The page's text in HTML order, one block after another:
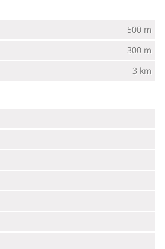
500 m
300 m
3 km